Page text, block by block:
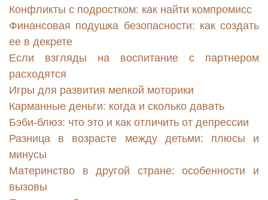
Конфликты с подростком: как найти компромисс
Финансовая подушка безопасности: как создать
ее в декрете
Если взгляды на воспитание с партнером
расходятся
Игры для развития мелкой моторики
Карманные деньги: когда и сколько давать
Бэби-блюз: что это и как отличить от депрессии
Разница в возрасте между детьми: плюсы и
минусы
Материнство в другой стране: особенности и
вызовы